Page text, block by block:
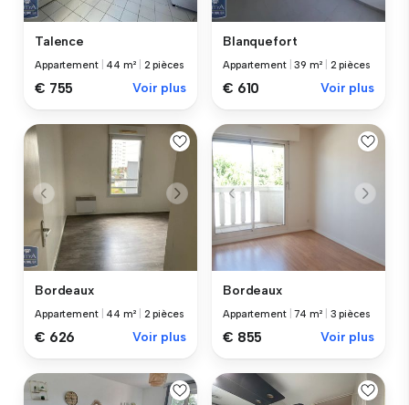
Talence
Appartement 44 m² 2 pièces
€ 755 Voir plus
Blanquefort
Appartement |39 m² 2 pièces
€ 610 Voir plus
Bordeaux
Appartement 44 m² 2 pièces
€ 626 Voir plus
Bordeaux
Appartement |74 m² 3 pièces
€ 855 Voir plus